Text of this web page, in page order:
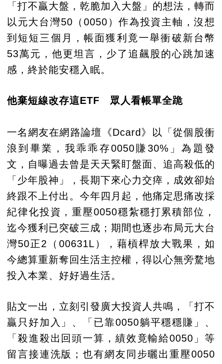
「打不贏大盤，乾脆加入大盤」的想法，轉而
以元大台灣50（0050）作為投資主軸，沒想
到短短三個月，帳面獲利竟一舉衝破新台幣
53萬元，他更坦言，少了追飆股的心跳加速
感，終於能安穩入眠。
他棄短線改存這ETF 眾人看帳單全跪
一名網友在網路論壇《Dcard》以「從個股衝
浪到畢業，我乖乖存0050賺30%」為題發
文，自曝過去曾是天天緊盯盤面、追高殺低的
「少年股神」，長期下來心力交瘁，成效卻始
終跟不上付出。今年四月起，他痛定思痛改採
紀律化投資，重壓0050穩紮穩打累積部位，
迄今獲利已突破三成；期間也逐步布局元大台
灣50正2（00631L），藉槓桿放大戰果，如
今總算重新奪回生活主控權，得以心無旁騖地
投入本業、好好過生活。
貼文一出，立刻引發廣大投資人共鳴，「打不
贏只好加入」、「已靠0050躺平穩穩賺」、
「殺進殺出回頭一算，績效竟輸給0050」等
留言接連洗版；也有網友同步曬出重壓0050